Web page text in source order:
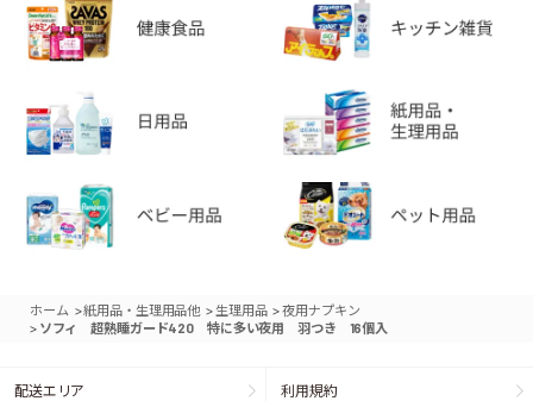
ホーム >紙用品・生理用品他 > 生理用品 >夜用ナプキン
> ソフィ 超熟睡ガード420 特に多い夜用 羽つき 16個入
配送エリア 利用規約